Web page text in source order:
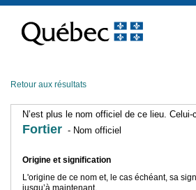
contenu
Retour aux résultats
N’est plus le nom officiel de ce lieu. Celui-
Fortier - Nom officiel
Origine et signification
L'origine de ce nom et, le cas échéant, sa
jusqu’à maintenant.